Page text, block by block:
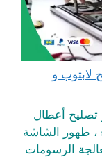
65511033 تصليح لابتوب و
تصليح أعطال
، ظهور الشاشة
الرسومات